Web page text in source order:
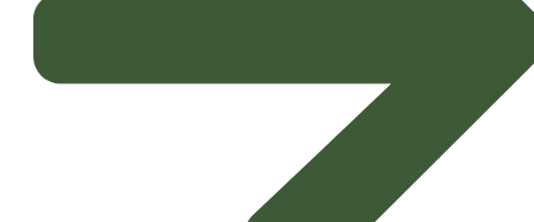
O foco da apresentação esteve na exploração dos subprodutos da vinicultura,
transformando resíduos em soluções de alto valor acrescentado para a
Os compostos em estudo demonstraram
propriedades promissoras, sendo capazes de
inibir microrganismos
causadores de doenças nas culturas
e de exercer um eficaz